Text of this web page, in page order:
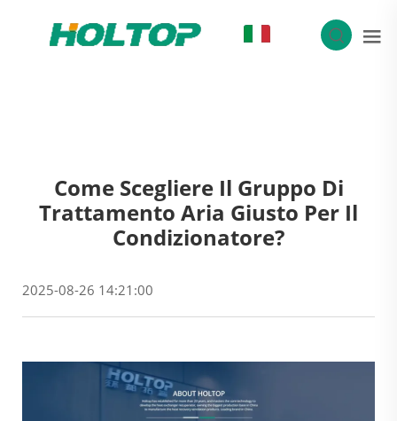
Come Scegliere Il Gruppo Di
Trattamento Aria Giusto Per Il
Condizionatore?
2025-08-26 14:21:00